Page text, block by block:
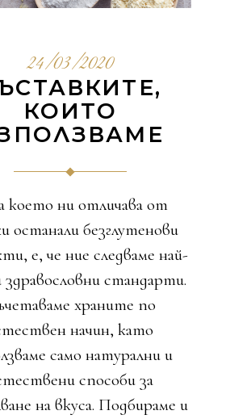
24/03/2020
КОИТО
което ни отличава от
останали безглутенови
е, че ние следваме най-
здравословни стандарти.
храните по
начин, като
само натурални и
способи за
на вкуса. Подбираме и